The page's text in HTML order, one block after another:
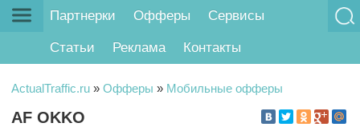
Партнерки Офферы Сервисы
Статьи Реклама Контакты
ActualTraffic.ru » Офферы » Мобильные офферы
AF OKKO